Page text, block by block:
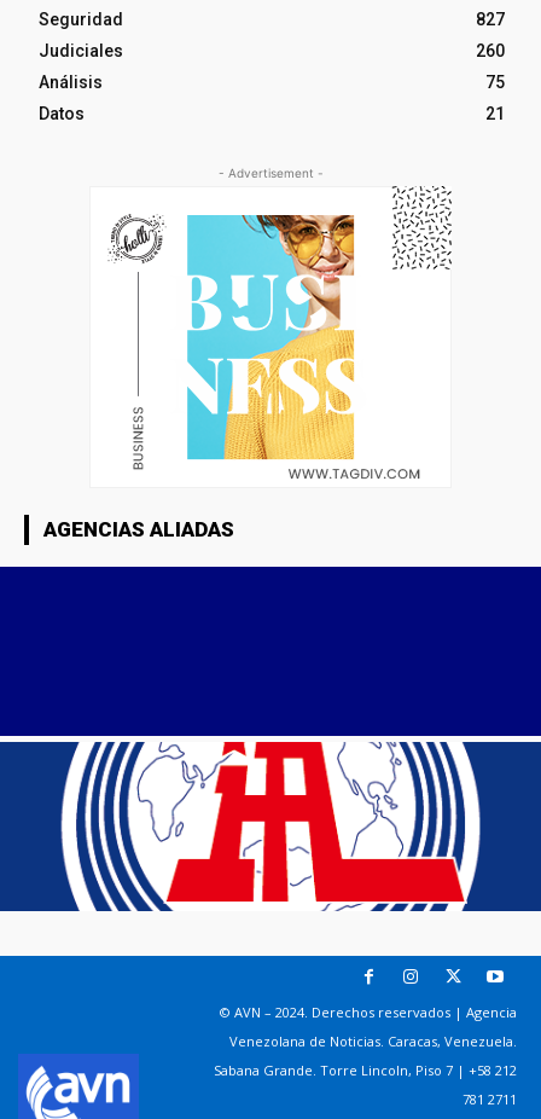
Seguridad
827
Judiciales
260
Análisis
75
Datos
21
- Advertisement -
AGENCIAS ALIADAS
© AVN – 2024. Derechos reservados | Agencia
Venezolana de Noticias. Caracas, Venezuela.
Sabana Grande. Torre Lincoln, Piso 7 | +58 212
781 2711